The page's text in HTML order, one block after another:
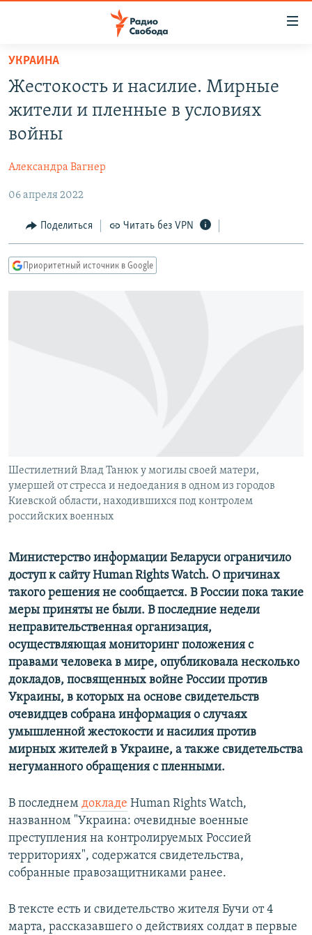
упрощенного
доступа
основному
Вернутся
навигации
Вернутся
поиску
АВТОРСКИЕ ПРОЕКТЫ
МНЕНИЯ
КУЛЬТУРА
IDEL.РЕАЛИИ
СЕВЕР.РЕАЛИИ
Все сайты РСЕ/РС
УКРАИНА
Жестокость и насилие. Мирные
жители и пленные в условиях
войны
Александра Вагнер
06 апреля 2022
Поделиться Читать без VPN
Приоритетный источник в Google
Шестилетний Влад Танюк у могилы своей матери,
умершей от стресса и недоедания в одном из городов
Киевской области, находившихся под контролем
российских военных
Министерство информации Беларуси ограничило
доступ к сайту Human Rights Watch. О причинах
такого решения не сообщается. В России пока такие
меры приняты не были. В последние недели
неправительственная организация,
осуществляющая мониторинг положения с
правами человека в мире, опубликовала несколько
докладов, посвященных войне России против
Украины, в которых на основе свидетельств
очевидцев собрана информация о случаях
умышленной жестокости и насилия против
мирных жителей в Украине, а также свидетельства
негуманного обращения с пленными.
В последнем докладе Human Rights Watch,
названном "Украина: очевидные военные
преступления на контролируемых Россией
территориях", содержатся свидетельства,
собранные правозащитниками ранее.
В тексте есть и свидетельство жителя Бучи от 4
марта, рассказавшего о действиях солдат в первые